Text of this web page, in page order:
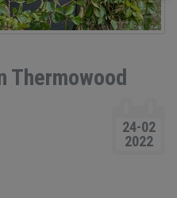
Thermowood
24-02
2022